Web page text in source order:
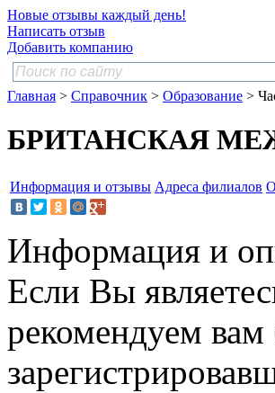
Новые отзывы каждый день!
Написать отзыв
Добавить компанию
Главная > Справочник > Образование >
БРИТАНСКАЯ
Информация и отзывы Адреса филиалов
Информация и
Если Вы
рекомендуем